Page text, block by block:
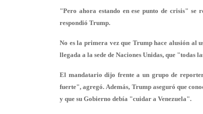
"Pero ahora estando en ese punto de crisis"
respondió Trump.
No es la primera vez que Trump hace alusión al
llegada a la sede de Naciones Unidas, que "todas
El mandatario dijo frente a un grupo de
fuerte", agregó. Además, Trump aseguró que
y que su Gobierno debía "cuidar a Venezuela".